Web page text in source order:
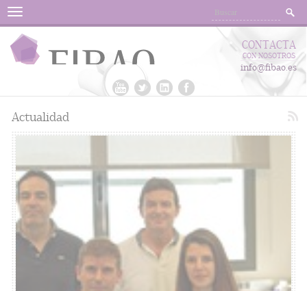
Menu
CONTACTA
CON NOSOTROS
info@fibao.es
Actualidad